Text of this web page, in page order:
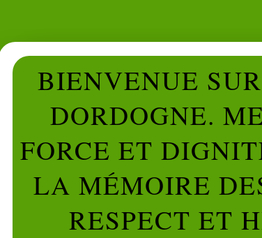
BIENVENUE
DORDOGNE.
FORCE ET
LA MÉMOIRE
RESPECT ET